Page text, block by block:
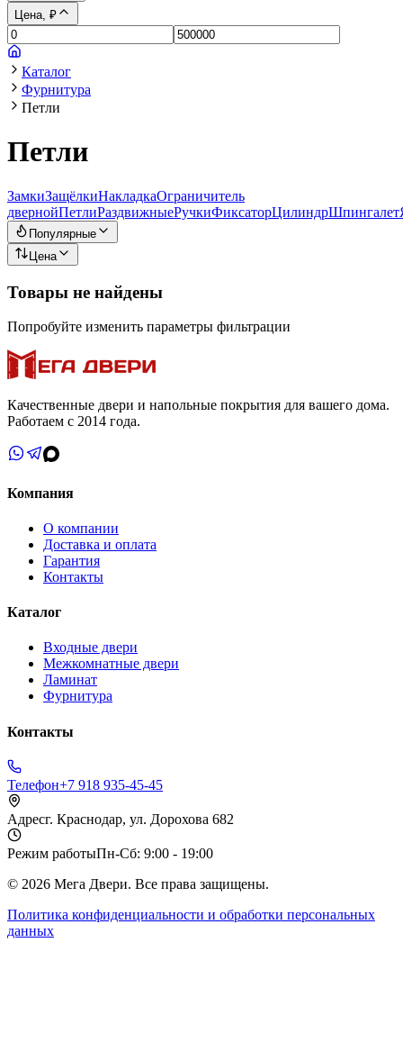
Цена, ₽
Каталог
Фурнитура
Петли
Петли
ЗамкиЗащёлкиНакладкаОграничитель
двернойПетлиРаздвижныеРучкиФиксаторЦилиндрШпингалет
Популярные
Цена
Товары не найдены
Попробуйте изменить параметры фильтрации
Качественные двери и напольные покрытия для вашего дома.
Работаем с 2014 года.
Компания
О компании
Доставка и оплата
Гарантия
Контакты
Каталог
Входные двери
Межкомнатные двери
Ламинат
Фурнитура
Контакты
Телефон+7 918 935-45-45
Адресг. Краснодар, ул. Дорохова 682
Режим работыПн-Сб: 9:00 - 19:00
© 2026 Мега Двери. Все права защищены.
Политика конфиденциальности и обработки персональных
данных